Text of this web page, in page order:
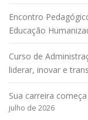
Encontro
Educação
Curso de
liderar, inovar e
Sua carreira
julho de 2026